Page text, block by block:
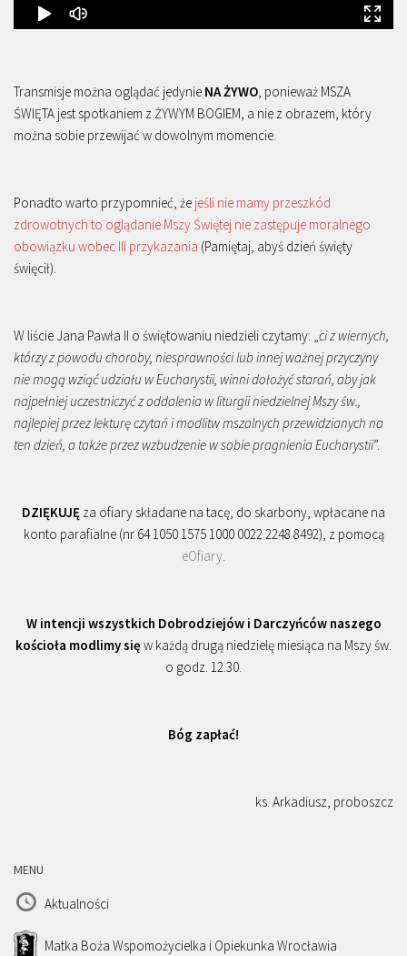
Transmisje można oglądać jedynie NA ŻYWO, ponieważ MSZA
ŚWIĘTA jest spotkaniem z ŻYWYM BOGIEM, a nie z obrazem, który
można sobie przewijać w dowolnym momencie.
Ponadto warto przypomnieć, że jeśli nie mamy przeszkód
zdrowotnych to oglądanie Mszy Świętej nie zastępuje moralnego
obowiązku wobec III przykazania (Pamiętaj, abyś dzień święty
święcił).
W liście Jana Pawła II o świętowaniu niedzieli czytamy: „ci z wiernych,
którzy z powodu choroby, niesprawności lub innej ważnej przyczyny
nie mogą wziąć udziału w Eucharystii, winni dołożyć starań, aby jak
najpełniej uczestniczyć z oddalenia w liturgii niedzielnej Mszy św.,
najlepiej przez lekturę czytań i modlitw mszalnych przewidzianych na
ten dzień, a także przez wzbudzenie w sobie pragnienia Eucharystii”.
DZIĘKUJĘ za ofiary składane na tacę, do skarbony, wpłacane na
konto parafialne (nr 64 1050 1575 1000 0022 2248 8492), z pomocą
eOfiary.
W intencji wszystkich Dobrodziejów i Darczyńców naszego
kościoła modlimy się w każdą drugą niedzielę miesiąca na Mszy św.
o godz. 12.30.
Bóg zapłać!
ks. Arkadiusz, proboszcz
MENU
Aktualności
Matka Boża Wspomożycielka i Opiekunka Wrocławia